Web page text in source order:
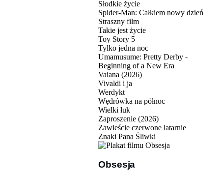
Słodkie życie
Spider-Man: Całkiem nowy dzień
Straszny film
Takie jest życie
Toy Story 5
Tylko jedna noc
Umamusume: Pretty Derby -
Beginning of a New Era
Vaiana (2026)
Vivaldi i ja
Werdykt
Wędrówka na północ
Wielki łuk
Zaproszenie (2026)
Zawieście czerwone latarnie
Znaki Pana Śliwki
Obsesja